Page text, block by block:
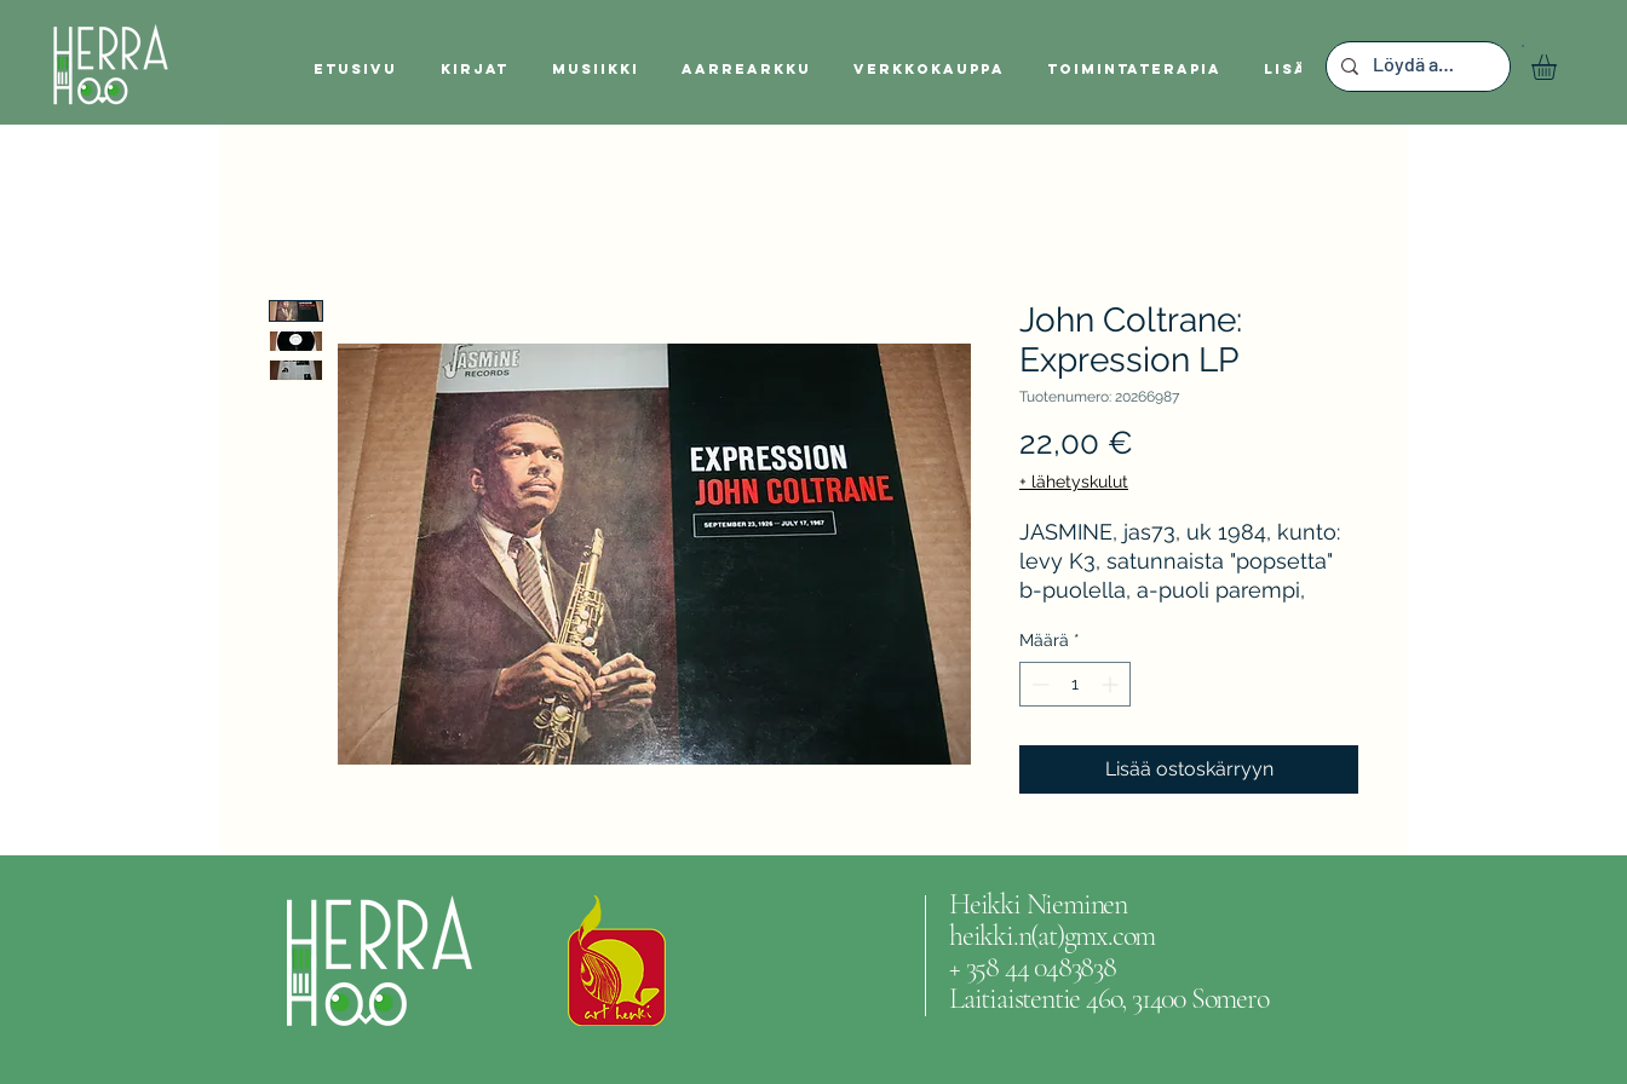
Etusivu Kirjat Musiikki Aarrearkku Verkkokauppa Toimintaterapia Lisää
John Coltrane:
Expression LP
Tuotenumero: 20266987
22,00 €
+ lähetyskulut
JASMINE, jas73, uk 1984, kunto:
levy K3, satunnaista "popsetta"
b-puolella, a-puoli parempi,
Määrä *
Lisää ostoskärryyn
Heikki Nieminen
heikki.n(at)gmx.com
+ 358 44 0483838
Laitiaistentie 46o, 31400 Somero